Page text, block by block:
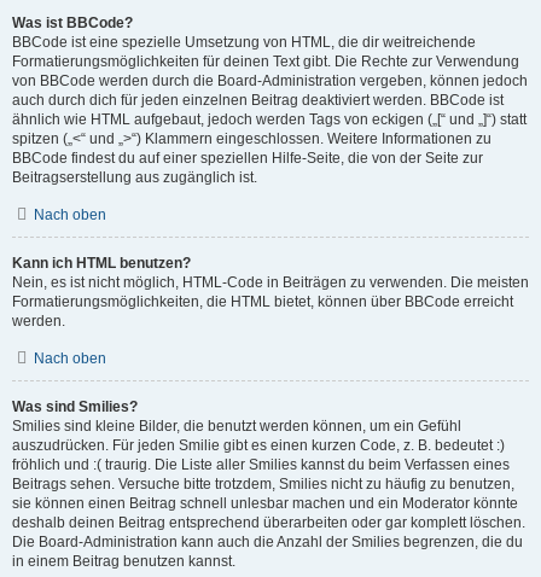
Was ist BBCode?
BBCode ist eine spezielle Umsetzung von HTML, die dir weitreichende
Formatierungsmöglichkeiten für deinen Text gibt. Die Rechte zur Verwendung
von BBCode werden durch die Board-Administration vergeben, können jedoch
auch durch dich für jeden einzelnen Beitrag deaktiviert werden. BBCode ist
ähnlich wie HTML aufgebaut, jedoch werden Tags von eckigen („[“ und „]“) statt
spitzen („<“ und „>“) Klammern eingeschlossen. Weitere Informationen zu
BBCode findest du auf einer speziellen Hilfe-Seite, die von der Seite zur
Beitragserstellung aus zugänglich ist.
Nach oben
Kann ich HTML benutzen?
Nein, es ist nicht möglich, HTML-Code in Beiträgen zu verwenden. Die meisten
Formatierungsmöglichkeiten, die HTML bietet, können über BBCode erreicht
werden.
Nach oben
Was sind Smilies?
Smilies sind kleine Bilder, die benutzt werden können, um ein Gefühl
auszudrücken. Für jeden Smilie gibt es einen kurzen Code, z. B. bedeutet :)
fröhlich und :( traurig. Die Liste aller Smilies kannst du beim Verfassen eines
Beitrags sehen. Versuche bitte trotzdem, Smilies nicht zu häufig zu benutzen,
sie können einen Beitrag schnell unlesbar machen und ein Moderator könnte
deshalb deinen Beitrag entsprechend überarbeiten oder gar komplett löschen.
Die Board-Administration kann auch die Anzahl der Smilies begrenzen, die du
in einem Beitrag benutzen kannst.